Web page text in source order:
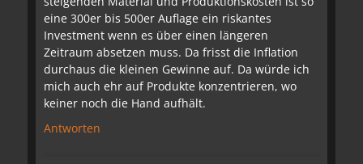
eine 300er bis 500er Auflage ein riskantes
Investment wenn es über einen längeren
Zeitraum absetzen muss. Da frisst die Inflation
durchaus die kleinen Gewinne auf. Da würde ich
mich auch ehr auf Produkte konzentrieren, wo
keiner noch die Hand aufhält.
Antworten